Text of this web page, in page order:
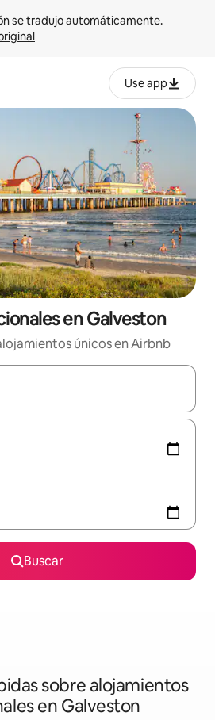
Use app
en Galveston
únicos en Airbnb
estén disponibles, navega con las
Buscar
sobre alojamientos
en Galveston